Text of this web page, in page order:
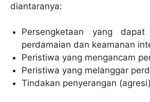
diantaranya:
Persengketaan yang dapat
perdamaian dan keamanan
Peristiwa yang mengancam
Peristiwa yang melanggar
Tindakan penyerangan